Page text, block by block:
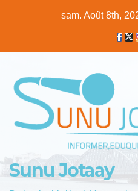
sam. Août 8th,
Sunu Jotaay